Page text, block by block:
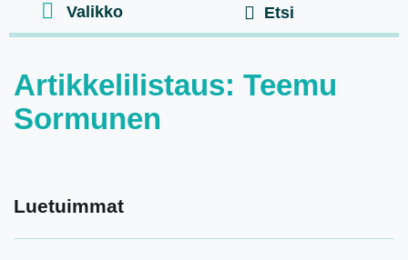
Artikkelilistaus: Teemu
Sormunen
Luetuimmat